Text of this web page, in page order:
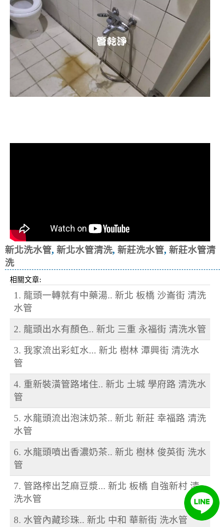
新北洗水管, 新北水管清洗, 新莊洗水管, 新莊水管清
洗
相關文章:
1. 龍頭一轉就有中藥湯.. 新北 板橋 沙崙街 清洗
水管
2. 龍頭出水有顏色.. 新北 三重 永福街 清洗水管
3. 我家流出彩虹水... 新北 樹林 潭興街 清洗水
管
4. 重新裝潢管路堵住.. 新北 土城 學府路 清洗水
管
5. 水龍頭流出泡沫奶茶.. 新北 新莊 幸福路 清洗
水管
6. 水龍頭噴出香濃奶茶.. 新北 樹林 俊英街 洗水
管
7. 管路榨出芝麻豆漿... 新北 板橋 自強新村 清
洗水管
8. 水管內藏珍珠.. 新北 中和 華新街 洗水管